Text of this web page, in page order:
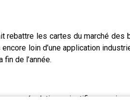
rebattre les cartes du marché
loin d’une application
fin de l’année.